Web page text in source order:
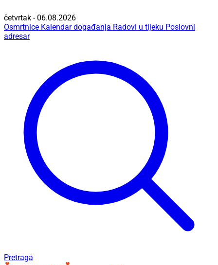
četvrtak - 06.08.2026
Osmrtnice Kalendar događanja Radovi u tijeku Poslovni
adresar
Pretraga